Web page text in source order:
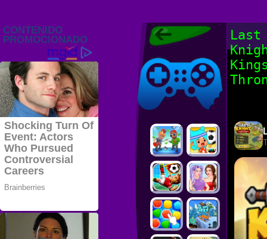
Juegos Friv
2022, Juegos
2022
Juegos Friv
Last